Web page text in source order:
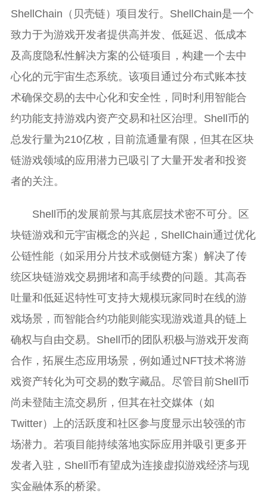
ShellChain（贝壳链）项目发行。ShellChain是一个
致力于为游戏开发者提供高并发、低延迟、低成本
及高度隐私性解决方案的公链项目，构建一个去中
心化的元宇宙生态系统。该项目通过分布式账本技
术确保交易的去中心化和安全性，同时利用智能合
约功能支持游戏内资产交易和社区治理。Shell币的
总发行量为210亿枚，目前流通量有限，但其在区块
链游戏领域的应用潜力已吸引了大量开发者和投资
者的关注。
Shell币的发展前景与其底层技术密不可分。区
块链游戏和元宇宙概念的兴起，ShellChain通过优化
公链性能（如采用分片技术或侧链方案）解决了传
统区块链游戏交易拥堵和高手续费的问题。其高吞
吐量和低延迟特性可支持大规模玩家同时在线的游
戏场景，而智能合约功能则能实现游戏道具的链上
确权与自由交易。Shell币的团队积极与游戏开发商
合作，拓展生态应用场景，例如通过NFT技术将游
戏资产转化为可交易的数字藏品。尽管目前Shell币
尚未登陆主流交易所，但其在社交媒体（如
Twitter）上的活跃度和社区参与度显示出较强的市
场潜力。若项目能持续落地实际应用并吸引更多开
发者入驻，Shell币有望成为连接虚拟游戏经济与现
实金融体系的桥梁。